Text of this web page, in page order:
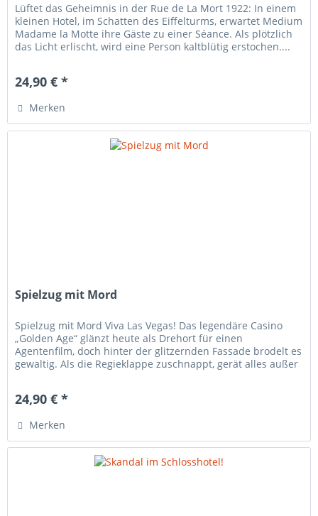
Lüftet das Geheimnis in der Rue de La Mort 1922: In einem
kleinen Hotel, im Schatten des Eiffelturms, erwartet Medium
Madame la Motte ihre Gäste zu einer Séance. Als plötzlich
das Licht erlischt, wird eine Person kaltblütig erstochen....
24,90 € *
Merken
Spielzug mit Mord
Spielzug mit Mord Viva Las Vegas! Das legendäre Casino
„Golden Age“ glänzt heute als Drehort für einen
Agentenfilm, doch hinter der glitzernden Fassade brodelt es
gewaltig. Als die Regieklappe zuschnappt, gerät alles außer
24,90 € *
Merken